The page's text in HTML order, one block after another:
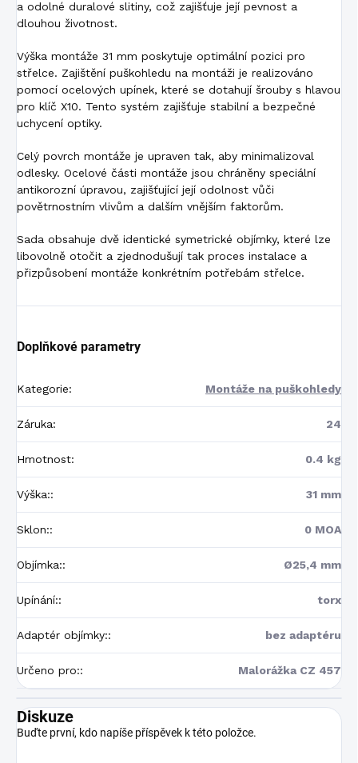
a odolné duralové slitiny, což zajišťuje její pevnost a
dlouhou životnost.
Výška montáže 31 mm poskytuje optimální pozici pro
střelce. Zajištění puškohledu na montáži je realizováno
pomocí ocelových upínek, které se dotahují šrouby s hlavou
pro klíč X10. Tento systém zajišťuje stabilní a bezpečné
uchycení optiky.
Celý povrch montáže je upraven tak, aby minimalizoval
odlesky. Ocelové části montáže jsou chráněny speciální
antikorozní úpravou, zajišťující její odolnost vůči
povětrnostním vlivům a dalším vnějším faktorům.
Sada obsahuje dvě identické symetrické objímky, které lze
libovolně otočit a zjednodušují tak proces instalace a
přizpůsobení montáže konkrétním potřebám střelce.
Doplňkové parametry
Kategorie: Montáže na puškohledy
Záruka: 24
Hmotnost: 0.4 kg
Výška:: 31 mm
Sklon:: 0 MOA
Objímka:: Ø25,4 mm
Upínání:: torx
Adaptér objímky:: bez adaptéru
Určeno pro:: Malorážka CZ 457
Diskuze
Buďte první, kdo napíše příspěvek k této položce.